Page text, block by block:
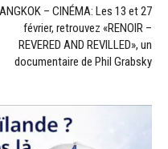
– CINÉMA: Les 13 et 27
février, retrouvez «RENOIR –
REVERED AND REVILLED», un
documentaire de Phil Grabsky